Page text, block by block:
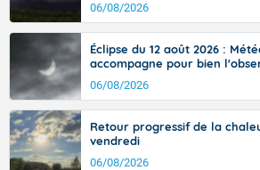
06/08/2026
Éclipse du 12 août 2026 :
accompagne pour bien
06/08/2026
Retour progressif de la
vendredi
06/08/2026